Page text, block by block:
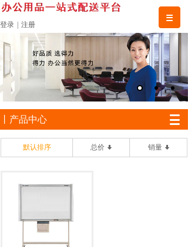
登录 注册
丨产品中心
默认排序 总价 销量